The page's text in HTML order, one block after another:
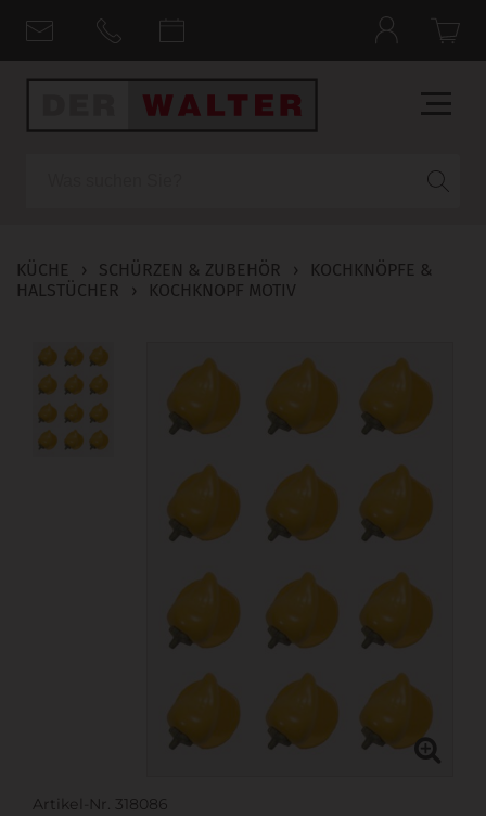
KÜCHE › SCHÜRZEN & ZUBEHÖR ›
KOCHKNÖPFE &
HALSTÜCHER
› KOCHKNOPF MOTIV
Artikel-Nr. 318086